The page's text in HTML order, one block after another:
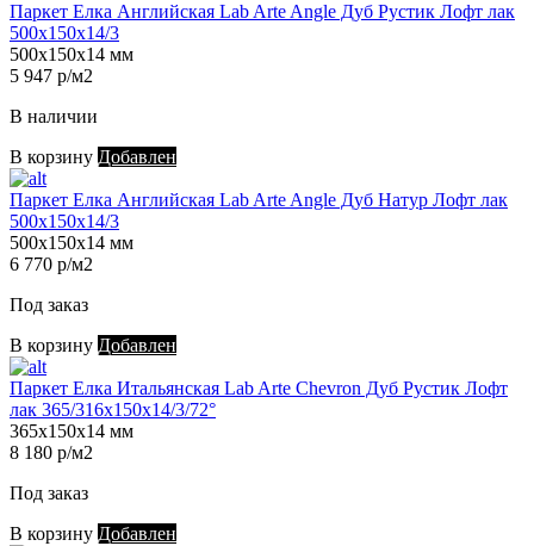
Паркет Елка Английская Lab Arte Angle Дуб Рустик Лофт лак
500х150х14/3
500х150х14 мм
5 947 р/м2
В наличии
В корзину Добавлен
Паркет Елка Английская Lab Arte Angle Дуб Натур Лофт лак
500х150х14/3
500х150х14 мм
6 770 р/м2
Под заказ
В корзину Добавлен
Паркет Елка Итальянская Lab Arte Chevron Дуб Рустик Лофт
лак 365/316х150х14/3/72°
365х150х14 мм
8 180 р/м2
Под заказ
В корзину Добавлен